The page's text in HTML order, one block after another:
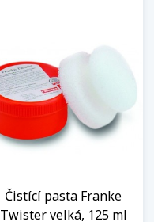
Čistící pasta Franke
Twister velká, 125 ml